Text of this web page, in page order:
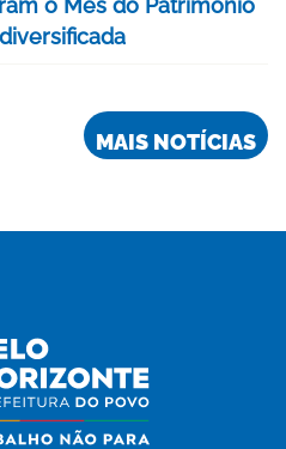
o Mês do Patrimônio
MAIS NOTÍCIAS